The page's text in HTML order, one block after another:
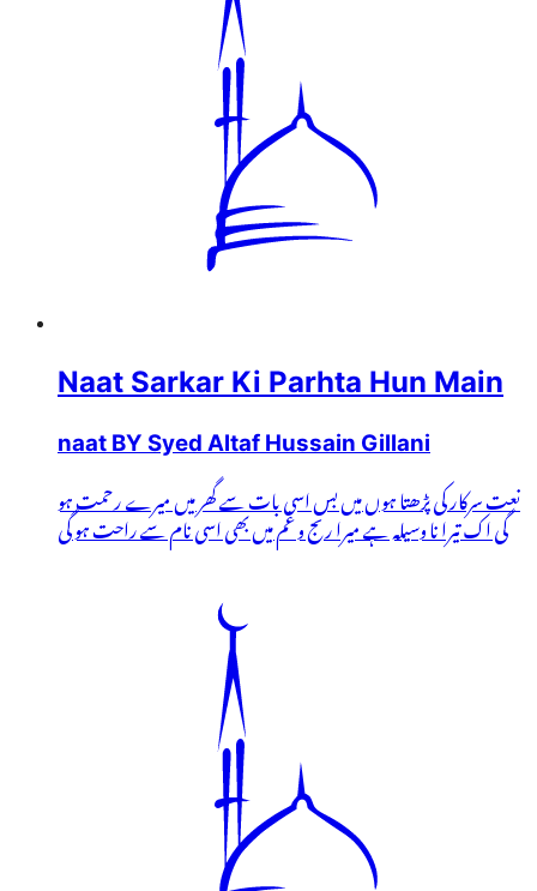
Naat Sarkar Ki Parhta Hun Main
naat BY Syed Altaf Hussain Gillani
نعت سرکار کی پڑھتا ہوں میں بس اسی بات سے گھر میں میرے رحمت ہو
گی اک تیرا نا وسیلہ ہے میرا رنج و غم میں بھی اسی نام سے راحت ہو گی